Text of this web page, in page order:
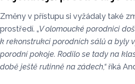
Změny v přístupu si vyžádaly také
prostředí. „V olomoucké porodnici
k rekonstrukci porodních sálů a byly
porodní pokoje. Rodilo se tady na
době ještě rutinně na zádech,“říká